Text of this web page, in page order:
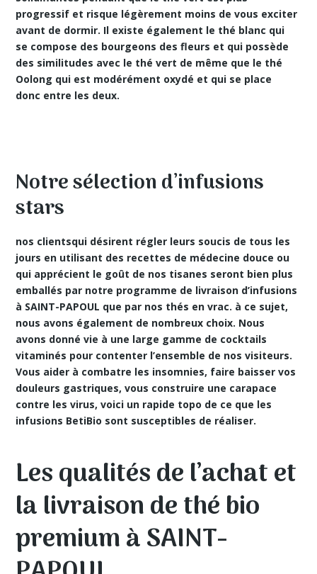
progressif et risque légèrement moins de vous exciter
avant de dormir. Il existe également le thé blanc qui
se compose des bourgeons des fleurs et qui possède
des similitudes avec le thé vert de même que le thé
Oolong qui est modérément oxydé et qui se place
donc entre les deux.
Notre sélection d’infusions
stars
nos clientsqui désirent régler leurs soucis de tous les
jours en utilisant des recettes de médecine douce ou
qui apprécient le goût de nos tisanes seront bien plus
emballés par notre programme de livraison d’infusions
à SAINT-PAPOUL que par nos thés en vrac. à ce sujet,
nous avons également de nombreux choix. Nous
avons donné vie à une large gamme de cocktails
vitaminés pour contenter l’ensemble de nos visiteurs.
Vous aider à combatre les insomnies, faire baisser vos
douleurs gastriques, vous construire une carapace
contre les virus, voici un rapide topo de ce que les
infusions BetiBio sont susceptibles de réaliser.
Les qualités de l’achat et
la livraison de thé bio
premium à SAINT-